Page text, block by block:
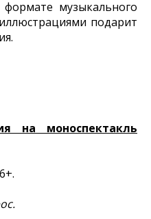
музыкального
подарит
на моноспектакль